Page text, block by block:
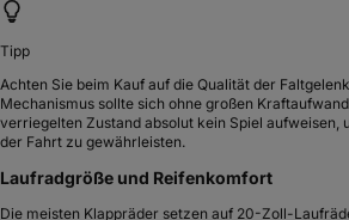
Tipp
Achten Sie beim Kauf auf die Qualität der
Mechanismus sollte sich ohne großen
verriegelten Zustand absolut kein Spiel aufweisen,
der Fahrt zu gewährleisten.
Laufradgröße und Reifenkomfort
Die meisten Klappräder setzen auf 20-Zoll-